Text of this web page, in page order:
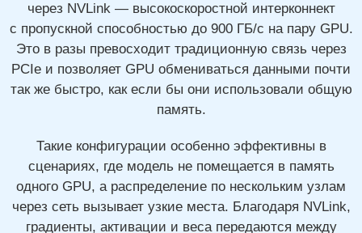
через NVLink — высокоскоростной интерконнект
с пропускной способностью до 900 ГБ/с на пару GPU.
Это в разы превосходит традиционную связь через
PCIe и позволяет GPU обмениваться данными почти
так же быстро, как если бы они использовали общую
память.
Такие конфигурации особенно эффективны в
сценариях, где модель не помещается в память
одного GPU, а распределение по нескольким узлам
через сеть вызывает узкие места. Благодаря NVLink,
градиенты, активации и веса передаются между